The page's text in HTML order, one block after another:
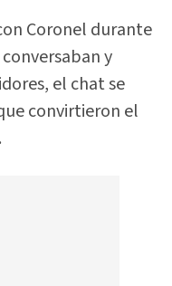
Coronel durante
y
el chat se
convirtieron el